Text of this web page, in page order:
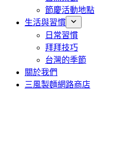
節慶活動地點
生活與習慣
日常習慣
拜拜技巧
台灣的季節
關於我們
三風製麵網路商店